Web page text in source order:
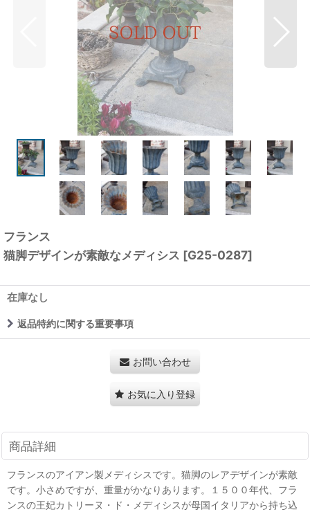
フランス
猫脚デザインが素敵なメディシス [G25-0287]
在庫なし
返品特約に関する重要事項
お問い合わせ
お気に入り登録
商品詳細
フランスのアイアン製メディシスです。猫脚のレアデザインが素敵
です。小さめですが、重量がかなりあります。１５００年代、フラ
ンスの王妃カトリーヌ・ド・メディシスが母国イタリアから持ち込